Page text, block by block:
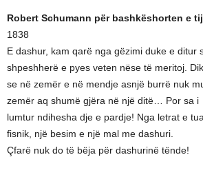
Robert Schumann për bashkëshorten e
1838
E dashur, kam qarë nga gëzimi duke e ditur
shpeshherë e pyes veten nëse të meritoj.
se në zemër e në mendje asnjë burrë nuk
zemër aq shumë gjëra në një ditë… Por sa i
lumtur ndihesha dje e pardje! Nga letrat e
fisnik, një besim e një mal me dashuri.
Çfarë nuk do të bëja për dashurinë tënde!